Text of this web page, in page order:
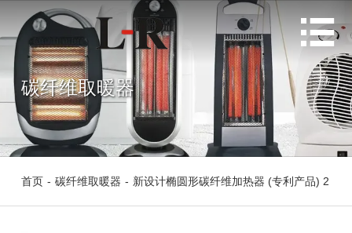

碳纤维取暖器
首页 - 碳纤维取暖器 - 新设计椭圆形碳纤维加热器 (专利产品) 2